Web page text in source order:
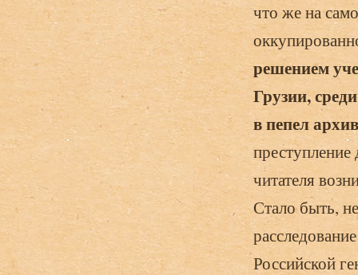
что же на
решением
Грузии,
в пепел
читателя
Стало быть,
Российской